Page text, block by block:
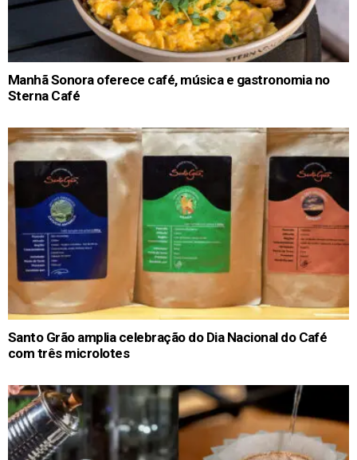
Manhã Sonora oferece café, música e gastronomia no
Sterna Café
Santo Grão amplia celebração do Dia Nacional do Café
com três microlotes